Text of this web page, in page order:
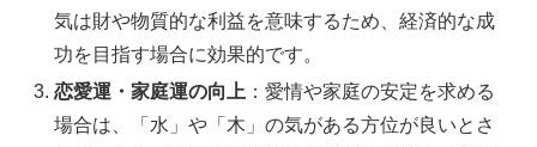
気は財や物質的な利益を意味するため、経済的な成
功を目指す場合に効果的です。
恋愛運・家庭運の向上 ：愛情や家庭の安定を求める
場合は、「水」や「木」の気がある方位が良いとさ